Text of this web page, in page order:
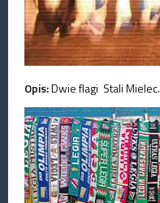
Opis:Dwie flagi Stali Mielec.